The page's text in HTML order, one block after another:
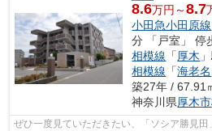
8.6万円～8.7
小田急小田原線
分 「戸室」 停
相模線 「厚木
相模線 「海老名
築27年 / 67.91
神奈川県厚木市
ぜひ一度見ていただきたい、「ソシア勝見